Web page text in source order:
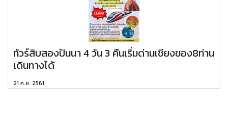
ทัวร์สิบสองปันนา 4 วัน 3 คืนเริ่มด่านเชียงของ8ท่าน
เดินทางได้
21 ก.ย. 2561